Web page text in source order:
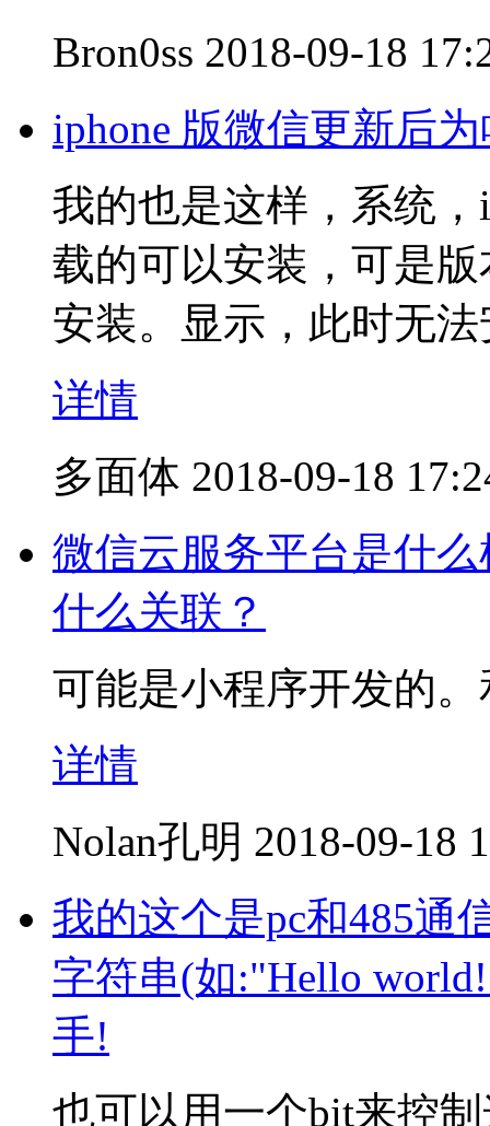
Bron0ss 2018-09-18
iphone 版微信更新后
我的也是这样，系统
载的可以安装，可是
安装。显示，此时无
详情
多面体 2018-09-18
微信云服务平台是什
什么关联？
可能是小程序开发的
详情
Nolan孔明 2018-09-18
我的这个是pc和485通
字符串(如:"Hello
手!
也可以用一个bit来控